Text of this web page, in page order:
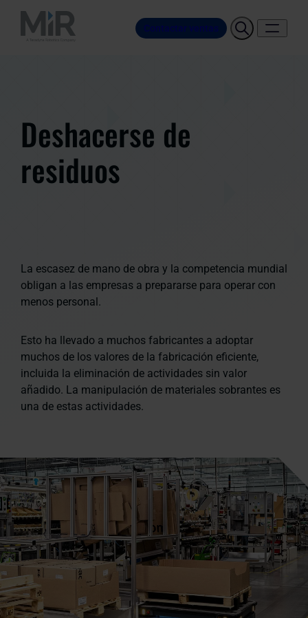
Contactar ventas
Deshacerse de
residuos
La escasez de mano de obra y la competencia mundial
obligan a las empresas a prepararse para operar con
menos personal.
Esto ha llevado a muchos fabricantes a adoptar
muchos de los valores de la fabricación eficiente,
incluida la eliminación de actividades sin valor
añadido. La manipulación de materiales sobrantes es
una de estas actividades.